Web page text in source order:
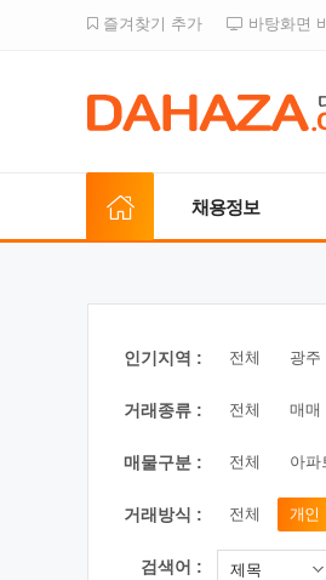
즐겨찾기 추가 바탕화면
채용정보
인기지역 : 전체 광주
거래종류 : 전체 매매
매물구분 : 전체 아파
거래방식 : 전체 개인
검색어 : 제목